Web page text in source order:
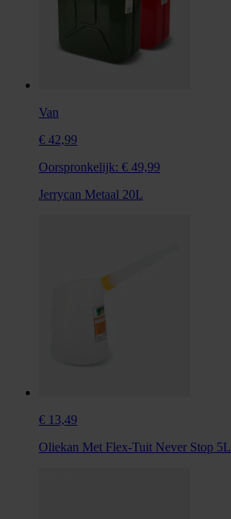
Van
€ 42,99
Oorspronkelijk: € 49,99
Jerrycan Metaal 20L
€ 13,49
Oliekan Met Flex-Tuit Never Stop 5L